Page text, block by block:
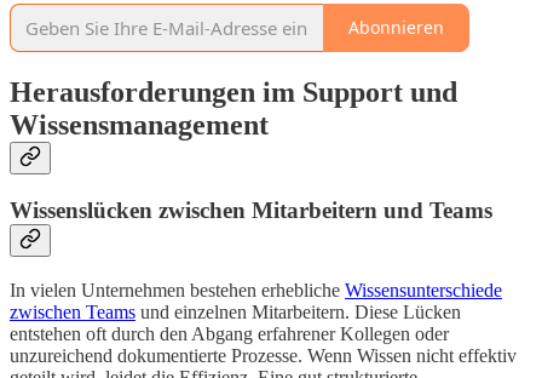
Abonnieren
Herausforderungen im Support und
Wissensmanagement
Wissenslücken zwischen Mitarbeitern und Teams
In vielen Unternehmen bestehen erhebliche Wissensunterschiede
zwischen Teams und einzelnen Mitarbeitern. Diese Lücken
entstehen oft durch den Abgang erfahrener Kollegen oder
unzureichend dokumentierte Prozesse. Wenn Wissen nicht effektiv